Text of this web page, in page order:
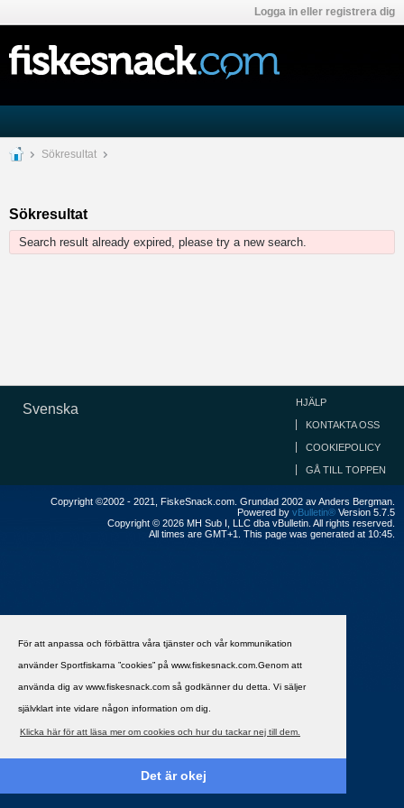
För att anpassa och förbättra våra tjänster och vår kommunikation
använder Sportfiskarna ”cookies” på www.fiskesnack.com.Genom att
använda dig av www.fiskesnack.com så godkänner du detta. Vi säljer
självklart inte vidare någon information om dig.
Klicka här för att läsa mer om cookies och hur du tackar nej till dem.
Det är okej
Logga in eller registrera dig
Sökresultat
Sökresultat
Search result already expired, please try a new search.
Svenska HJÄLP
KONTAKTA OSS
COOKIEPOLICY
GÅ TILL TOPPEN
Copyright ©2002 - 2021, FiskeSnack.com. Grundad 2002 av Anders Bergman.
Powered by vBulletin® Version 5.7.5
Copyright © 2026 MH Sub I, LLC dba vBulletin. All rights reserved.
All times are GMT+1. This page was generated at 10:45.